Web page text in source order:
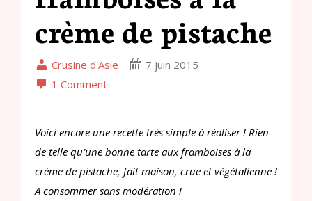
crème de pistache
Crusine d'Asie
7 juin 2015
1 Comment
Voici encore une recette très simple à réaliser ! Rien
de telle qu’une bonne tarte aux framboises à la
crème de pistache, fait maison, crue et végétalienne !
A consommer sans modération !